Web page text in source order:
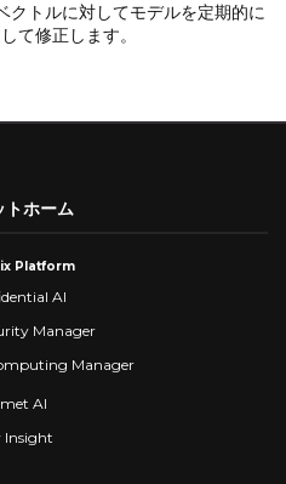
クトルに対してモデルを定期的に
て修正します。
トホーム
Platform
AI
Manager
Manager
AI
Insight